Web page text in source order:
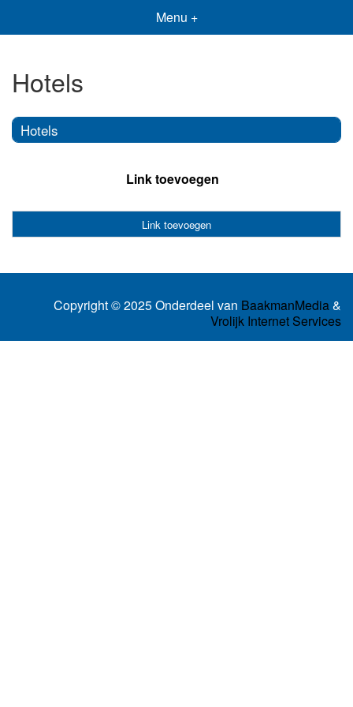
Menu +
Hotels
Hotels
Link toevoegen
Link toevoegen
Copyright © 2025 Onderdeel van BaakmanMedia&
Vrolijk Internet Services